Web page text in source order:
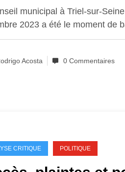
municipal à
municipal à Triel-sur-
2023 a été le moment de
Acosta 0 Commentaires
CRITIQUE POLITIQUE